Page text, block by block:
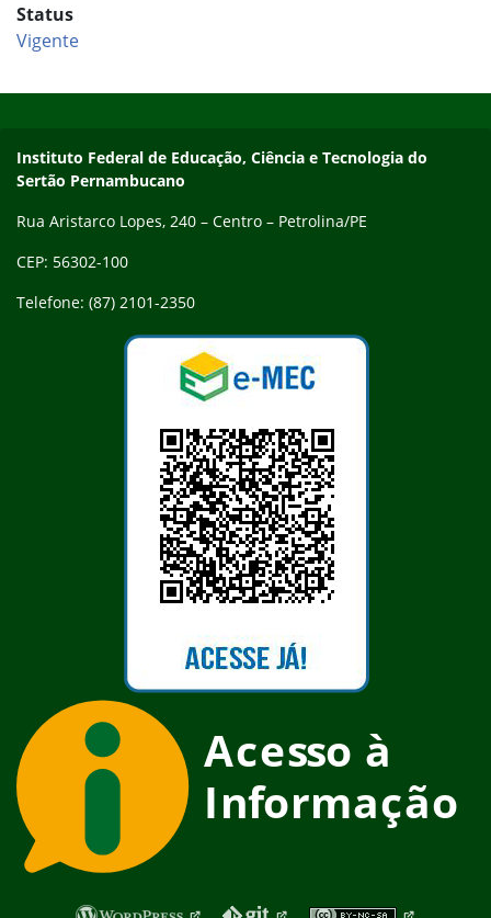
Status
Vigente
Endereço
Instituto Federal de Educação, Ciência e Tecnologia do
Sertão Pernambucano
Rua Aristarco Lopes, 240 – Centro – Petrolina/PE
CEP: 56302-100
Telefone: (87) 2101-2350